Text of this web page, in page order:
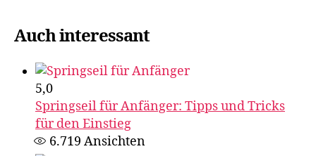
Auch interessant
5,0
Springseil für Anfänger: Tipps und Tricks
für den Einstieg
6.719 Ansichten